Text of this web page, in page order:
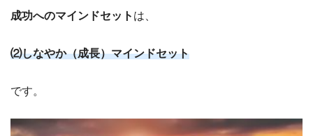
成功へのマインドセット は、
⑵しなやか（成長）マインドセット
です。